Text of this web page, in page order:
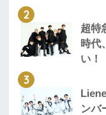
超特
時代
い！
ンバ